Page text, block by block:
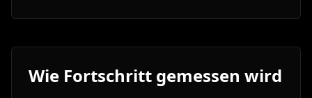
Wie Fortschritt gemessen wird